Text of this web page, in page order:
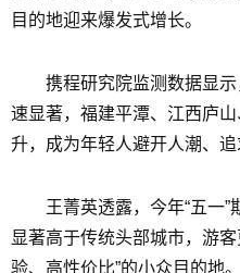
目的地迎来爆发式增长。
携程研究院监测数据显
速显著，福建平潭、江西庐
升，成为年轻人避开人潮、追
王菁英透露，今年“五一
显著高于传统头部城市，游
验、高性价比”的小众目的地。